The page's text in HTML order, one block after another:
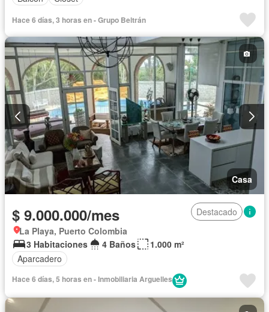
Hace 6 días, 3 horas en - Grupo Beltrán
Casa
$ 9.000.000/mes
Destacado
La Playa, Puerto Colombia
3 Habitaciones
4 Baños
1.000 m²
Aparcadero
Hace 6 días, 5 horas en - Inmobiliaria Arguelles